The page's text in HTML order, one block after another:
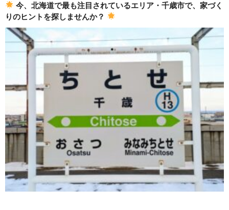
今、北海道で最も注目されているエリア・千歳市で、家づく
りのヒントを探しませんか？